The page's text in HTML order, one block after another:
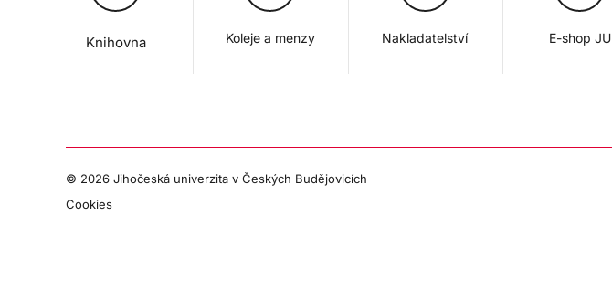
Knihovna Koleje a menzy Nakladatelství E-shop JU
© 2026 Jihočeská univerzita v Českých Budějovicích
Cookies